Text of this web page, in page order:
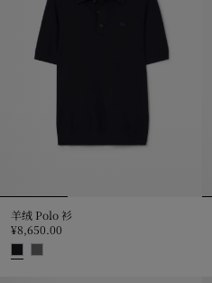
羊绒 Polo 衫
¥8,650.00